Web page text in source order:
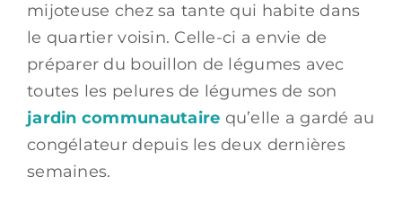
mijoteuse chez sa tante qui habite dans
le quartier voisin. Celle-ci a envie de
préparer du bouillon de légumes avec
toutes les pelures de légumes de son
jardin communautaire qu’elle a gardé au
congélateur depuis les deux dernières
semaines.